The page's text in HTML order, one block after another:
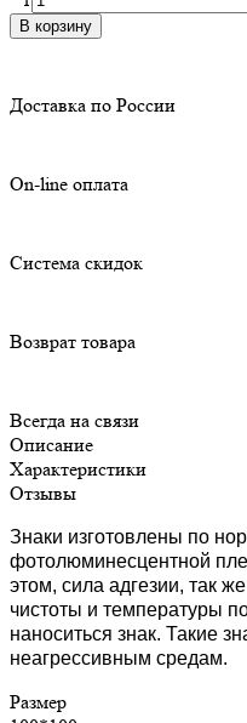
В корзину
Доставка по России
On-line оплата
Система скидок
Возврат товара
Всегда на связи
Описание
Характеристики
Отзывы
Знаки изготовлены по
фотолюминесцентной
этом, сила адгезии, так
чистоты и температуры
наноситься знак. Такие
неагрессивным средам.
Размер